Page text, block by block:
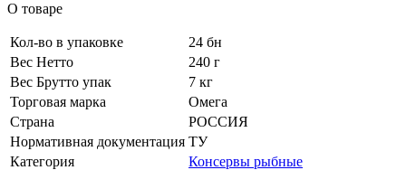
О товаре
Кол-во в упаковке
24 бн
Вес Нетто
240 г
Вес Брутто упак
7 кг
Торговая марка
Омега
Страна
РОССИЯ
Нормативная документация ТУ
Категория
Консервы рыбные